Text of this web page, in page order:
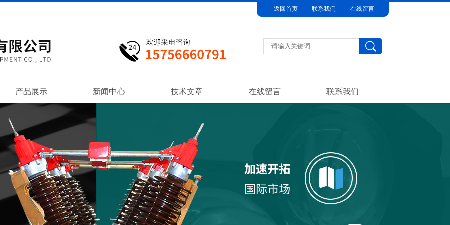
返回首页 联系我们 在线留言
产品展示 新闻中心 技术文章 在线留言 联系我们